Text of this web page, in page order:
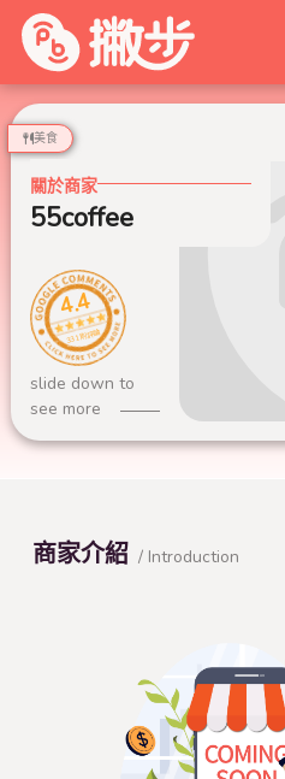
美食
關於商家
55coffee
4.4
331 則評論
slide down to
see more
商家介紹 / Introduction